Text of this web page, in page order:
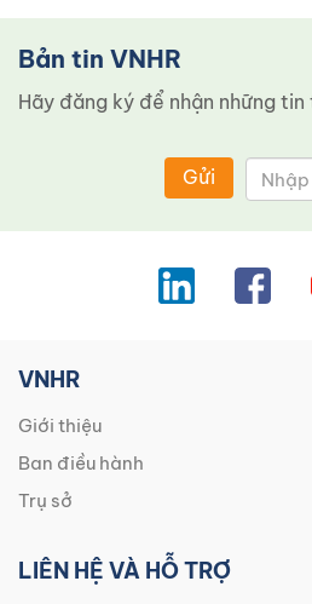
Bản tin VNHR
Hãy đăng ký để nhận những
Gửi
VNHR
Giới thiệu
Ban điều hành
Trụ sở
LIÊN HỆ VÀ HỖ TRỢ